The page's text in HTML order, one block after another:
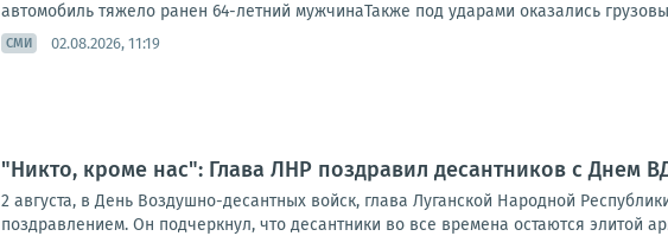
автомобиль тяжело ранен 64-летний мужчинаТакже под ударами оказались
СМИ 02.08.2026, 11:19
"Никто, кроме нас": Глава ЛНР поздравил десантников с Днем
2 августа, в День Воздушно-десантных войск, глава Луганской Народной
поздравлением. Он подчеркнул, что десантники во все времена остаются элитой